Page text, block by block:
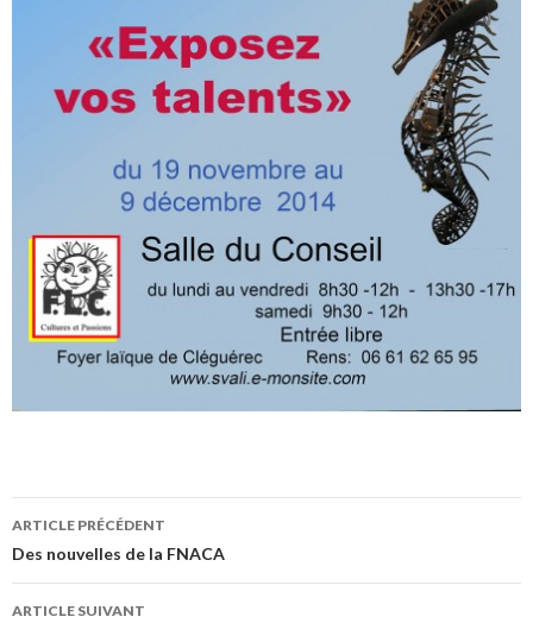
Navigation
des
ARTICLE PRÉCÉDENT
Des nouvelles de la FNACA
ARTICLE SUIVANT